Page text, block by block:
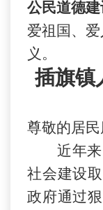
公民道德
爱祖国、
义。
插旗镇
尊敬的居民
近年
社会建设
政府通过